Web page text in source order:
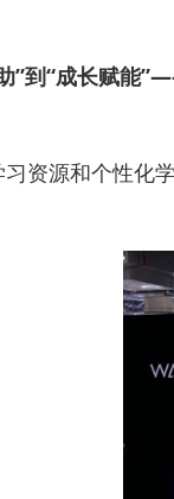
”到“成长赋能
资源和个性化